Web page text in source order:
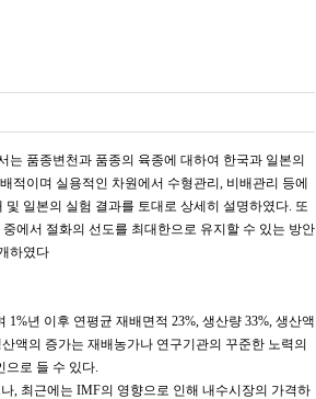
품종변천과 품종의 육종에 대하여 한국과 일본의
적이며 실용적인 차원에서 수형관리, 비배관리 등에
일본의 실험 결과를 토대로 상세히 설명하였다. 또
에서 절화의 선도를 최대한으로 유지할 수 있는 방안
하였다
년 이후 연평균 재배면적 23%, 생산량 33%, 생산액
액의 증가는 재배농가나 연구기관의 꾸준한 노력의
으로 들 수 있다.
, 최근에는 IMF의 영향으로 인해 내수시장의 가격하